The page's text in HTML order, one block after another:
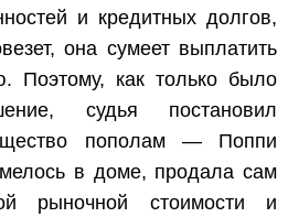
и кредитных долгов,
она сумеет выплатить
Поэтому, как только было
судья постановил
пополам — Поппи
в доме, продала сам
рыночной стоимости и